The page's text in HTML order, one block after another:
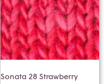
Sonata 28 Strawberry